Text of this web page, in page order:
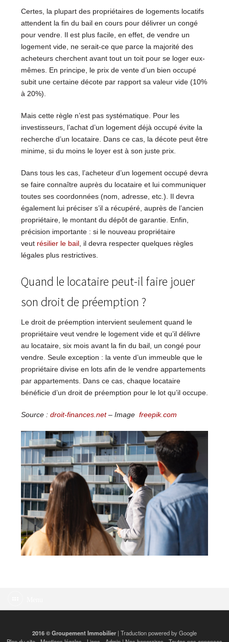
Certes, la plupart des propriétaires de logements locatifs
attendent la fin du bail en cours pour délivrer un congé
pour vendre. Il est plus facile, en effet, de vendre un
logement vide, ne serait-ce que parce la majorité des
acheteurs cherchent avant tout un toit pour se loger eux-
mêmes. En principe, le prix de vente d’un bien occupé
subit une certaine décote par rapport sa valeur vide (10%
à 20%).
Mais cette règle n’est pas systématique. Pour les
investisseurs, l’achat d’un logement déjà occupé évite la
recherche d’un locataire. Dans ce cas, la décote peut être
minime, si du moins le loyer est à son juste prix.
Dans tous les cas, l’acheteur d’un logement occupé devra
se faire connaître auprès du locataire et lui communiquer
toutes ses coordonnées (nom, adresse, etc.). Il devra
également lui préciser s’il a récupéré, auprès de l’ancien
propriétaire, le montant du dépôt de garantie. Enfin,
précision importante : si le nouveau propriétaire
veut résilier le bail, il devra respecter quelques règles
légales plus restrictives.
Quand le locataire peut-il faire jouer
son droit de préemption ?
Le droit de préemption intervient seulement quand le
propriétaire veut vendre le logement vide et qu’il délivre
au locataire, six mois avant la fin du bail, un congé pour
vendre. Seule exception : la vente d’un immeuble que le
propriétaire divise en lots afin de le vendre appartements
par appartements. Dans ce cas, chaque locataire
bénéficie d’un droit de préemption pour le lot qu’il occupe.
Source : droit-finances.net– Image freepik.com
2016 © Groupement Immobilier | Traduction powered by Google